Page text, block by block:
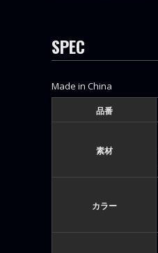
SPEC
Made in China
品番
素材
カラー